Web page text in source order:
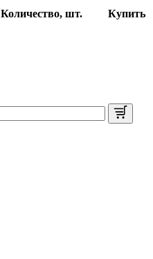
Количество, шт. Купить